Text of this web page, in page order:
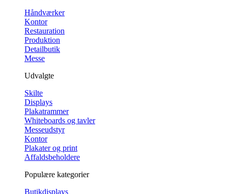
Håndværker
Kontor
Restauration
Produktion
Detailbutik
Messe
Udvalgte
Skilte
Displays
Plakatrammer
Whiteboards og tavler
Messeudstyr
Kontor
Plakater og print
Affaldsbeholdere
Populære kategorier
Butikdisplays